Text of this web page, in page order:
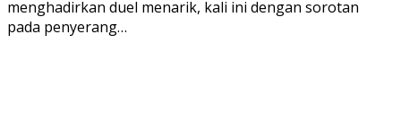
menghadirkan duel menarik, kali ini dengan sorotan
pada penyerang…